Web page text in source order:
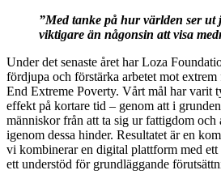
”Med tanke på hur världen ser ut
viktigare än någonsin att visa
Under det senaste året har Loza
fördjupa och förstärka arbetet mot
End Extreme Poverty. Vårt mål har varit
effekt på kortare tid – genom att i
människor från att ta sig ur fattigdom och
igenom dessa hinder. Resultatet är en
vi kombinerar en digital plattform med ett
ett understöd för grundläggande